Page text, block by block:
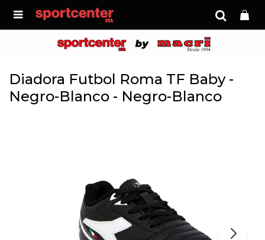

Diadora Futbol Roma TF Baby -
Negro-Blanco - Negro-Blanco